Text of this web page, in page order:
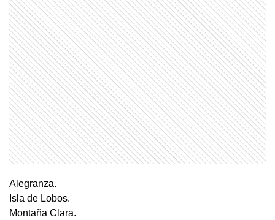
Alegranza.
Isla de Lobos.
Montaña Clara.